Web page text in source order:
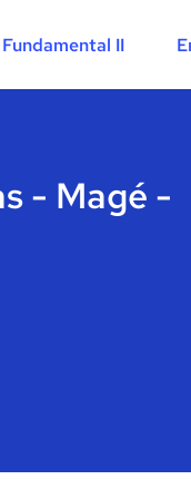
II
- Magé -